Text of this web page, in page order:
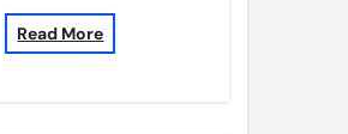
Read More